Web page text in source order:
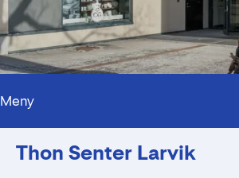
Meny
Alt du trenger å vite
Thon Senter Larvik